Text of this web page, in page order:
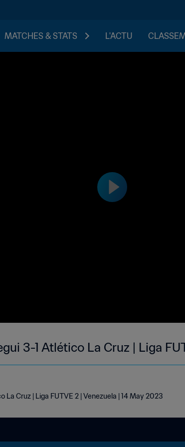
MATCHES & STATS L'ACTU
3-1 Atlético La Cruz | Liga
Cruz | Liga FUTVE 2 | Venezuela | 14 May 2023